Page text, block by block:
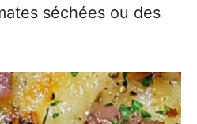
séchées ou des